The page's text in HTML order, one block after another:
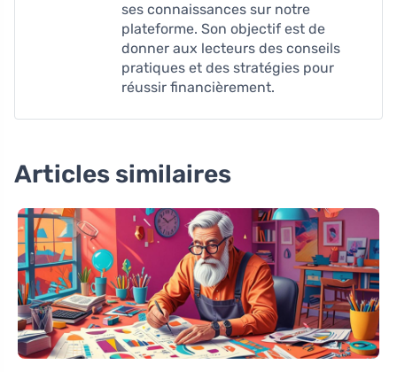
ses connaissances sur notre
plateforme. Son objectif est de
donner aux lecteurs des conseils
pratiques et des stratégies pour
réussir financièrement.
Articles similaires